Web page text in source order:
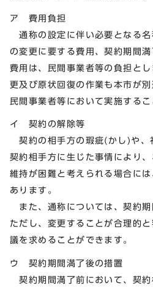
ア 費用負担
通称の設定に伴い必要となる名
の変更に要する費用、契約期間
費用は、民間事業者等の負担と
更及び原状回復の作業も本市が別
民間事業者等において実施するこ
イ 契約の解除等
契約の相手方の瑕疵(かし)や、
契約相手方に生じた事情により
維持が困難と考えられる場合に
あります。
また、通称については、契約期
ただし、変更することが合理的
議を求めることができます。
ウ 契約期間満了後の措置
契約期間満了前において、契約